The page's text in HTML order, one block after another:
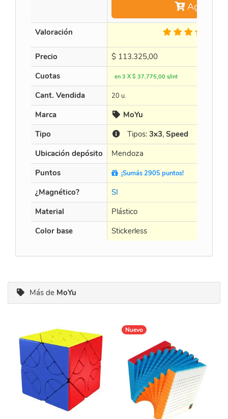
Agregar
Valoración
Precio $ 113.325,00
Cuotas
en 3 X $ 37.775,00 s/int
Cant. Vendida 20 u.
Marca
MoYu
Tipo
Tipos: 3x3, Speed
Ubicación depósito
Mendoza
Puntos
¡Sumás 2905 puntos!
¿Magnético?
SI
Material
Plástico
Color base
Stickerless
Más de MoYu
Nuevo